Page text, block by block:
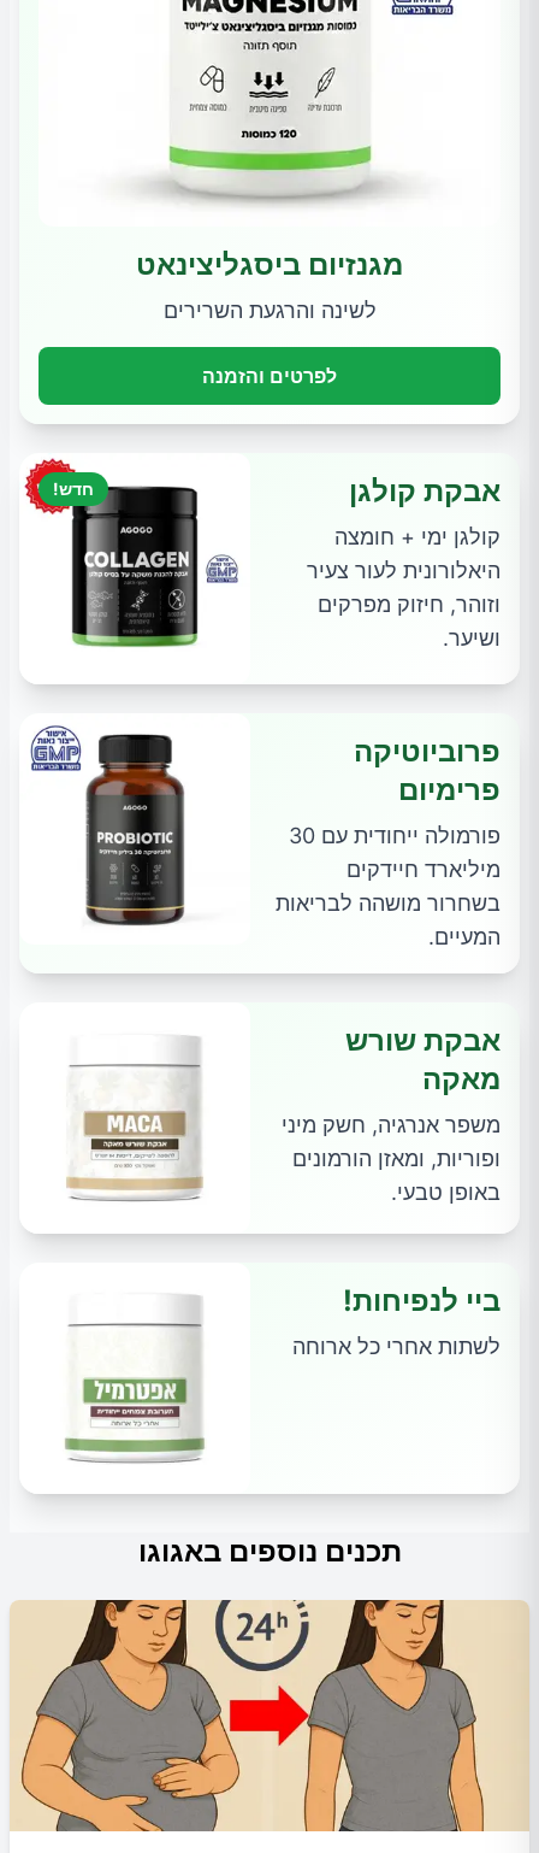
מגנזיום ביסגליצינאט
לשינה והרגעת השרירים
לפרטים והזמנה
חדש! אבקת קולגן
קולגן ימי + חומצה
היאלורונית לעור צעיר
וזוהר, חיזוק מפרקים
ושיער.
פרוביוטיקה
פרימיום
פורמולה ייחודית עם 30
מיליארד חיידקים
בשחרור מושהה לבריאות
המעיים.
אבקת שורש
מאקה
משפר אנרגיה, חשק מיני
ופוריות, ומאזן הורמונים
באופן טבעי.
ביי לנפיחות!
לשתות אחרי כל ארוחה
תכנים נוספים באגוגו